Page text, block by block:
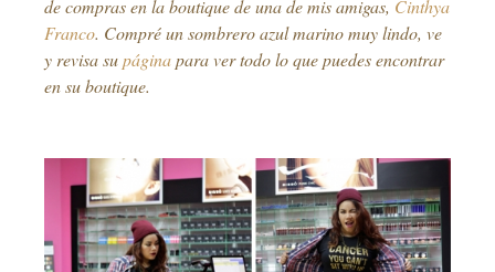
de compras en la boutique de una de mis amigas, Cinthya
Franco. Compré un sombrero azul marino muy lindo, ve
y revisa supáginapara ver todo lo que puedes encontrar
en su boutique.